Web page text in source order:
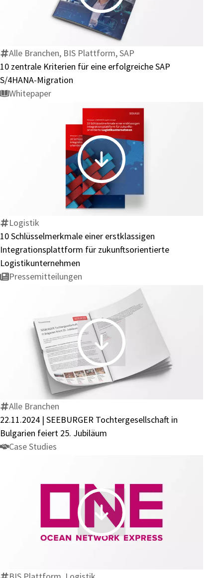
SEEBURGER
Cloud
zentrale
Kriterien
für
eine
erfolgreiche
Alle Branchen, BIS Plattform, SAP
10 zentrale Kriterien für eine erfolgreiche SAP
S/4HANA-Migration
Whitepaper
10
Schlüsselmerkmale
einer
erstklassigen
für
zukunftsorientierte
Logistik
10 Schlüsselmerkmale einer erstklassigen
Integrationsplattform für zukunftsorientierte
Logistikunternehmen
Pressemitteilungen
22.11.2024
|
SEEBURGER
Tochtergesellschaft
Bulgarien
feiert
Alle Branchen
22.11.2024 | SEEBURGER Tochtergesellschaft in
Bulgarien feiert 25. Jubiläum
Case Studies
ONE:
Ocean